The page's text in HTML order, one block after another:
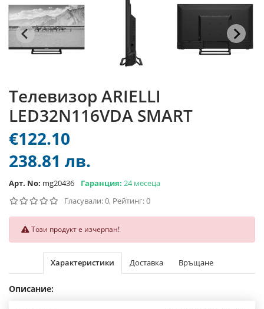
Телевизор ARIELLI
LED32N116VDA SMART
€122.10
238.81 лв.
Арт. No: mg20436 Гаранция: 24 месеца
Гласували: 0, Рейтинг: 0
Този продукт е изчерпан!
Характеристики Доставка Връщане
Описание: